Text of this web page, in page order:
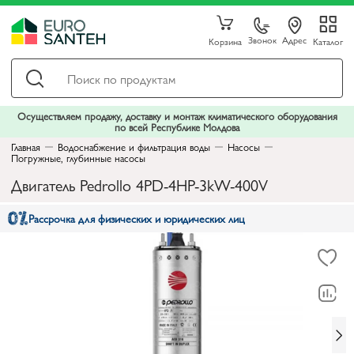
Корзина Звонок Адрес Каталог
Осуществляем продажу, доставку и монтаж климатического оборудования
по всей Республике Молдова
Главная
Водоснабжение и фильтрация воды Насосы
Погружные, глубинные насосы
Двигатель Pedrollo 4PD-4HP-3kW-400V
Рассрочка для физических и юридических лиц